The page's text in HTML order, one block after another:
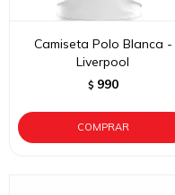
Camiseta Polo Blanca -
Liverpool
$ 990